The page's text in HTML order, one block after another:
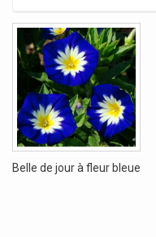
Belle de jour à fleur bleue